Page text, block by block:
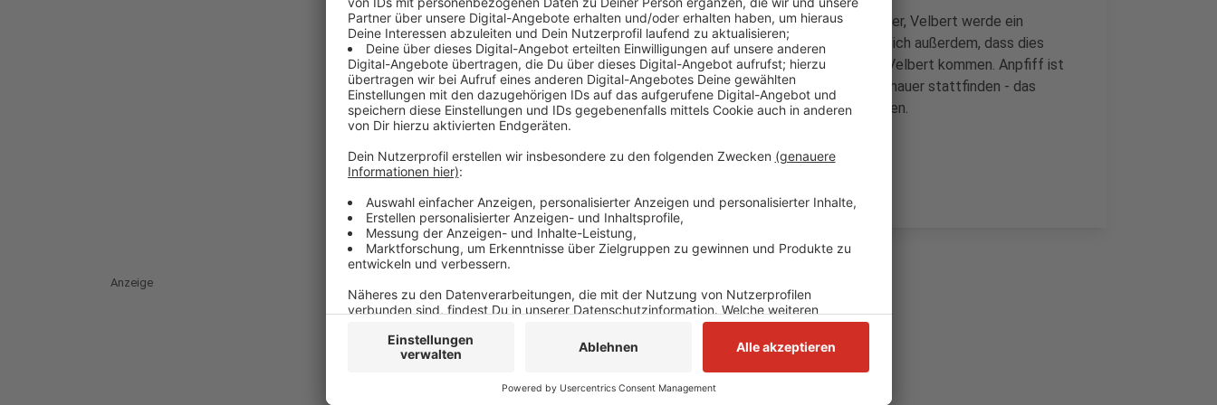
Velberts Bürgermeister Dirk Lukrafka zeigte sich stolz. Er sei sicher, Velbert werde ein
würdiger Ausrichter für das Freundschaftsspiel sein. Er wünsche sich außerdem, dass dies
nicht der Einzelfall bleibe und auch in Zukunft Länderspiele nach Velbert kommen. Anpfiff ist
um 18 Uhr. Das Freundschaftsspiel wird wegen Corona ohne Zuschauer stattfinden - das
Länderspiel kann aber über die Website des DFB gestreamt werden.
Anzeige